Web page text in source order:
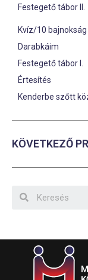
Festegető tábor II.
Kvíz/10
Darabkáim
Festegető tábor I.
Értesítés
Kenderbe szőtt
KÖVETKEZŐ